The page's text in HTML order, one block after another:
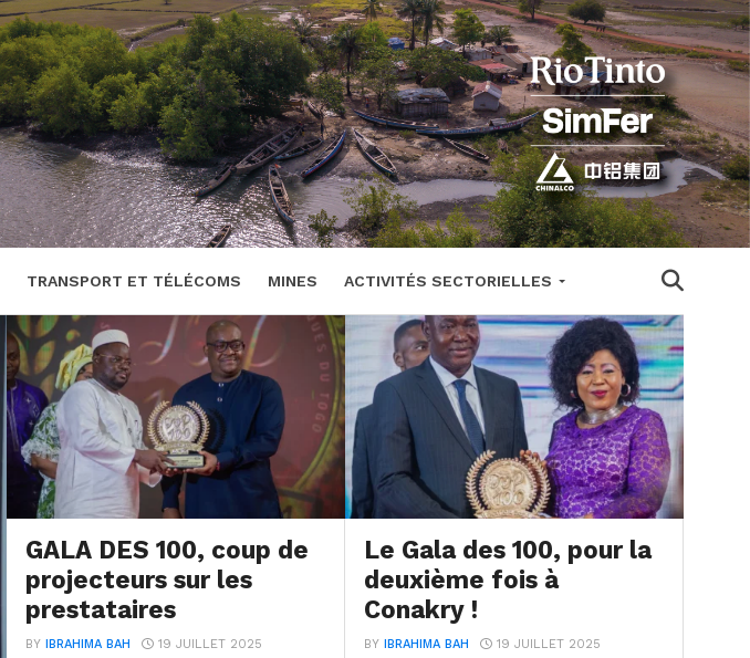
TRANSPORT ET TÉLÉCOMS MINES ACTIVITÉS SECTORIELLES
GALA DES 100, coup de
projecteurs sur les
prestataires
BYIBRAHIMA BAH 19 JUILLET 2025
Le Gala des 100, pour la
deuxième fois à
Conakry !
BYIBRAHIMA BAH 19 JUILLET 2025